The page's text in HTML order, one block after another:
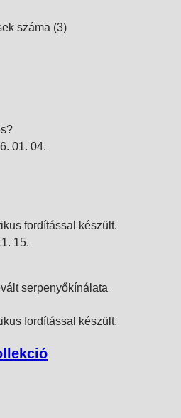
száma (3)
01. 04.
fordítással készült.
15.
serpenyőkínálata
fordítással készült.